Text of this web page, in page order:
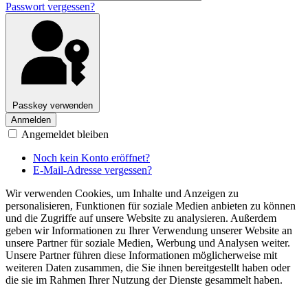
Passwort vergessen?
Passkey verwenden
Anmelden
Angemeldet bleiben
Noch kein Konto eröffnet?
E-Mail-Adresse vergessen?
Wir verwenden Cookies, um Inhalte und Anzeigen zu
personalisieren, Funktionen für soziale Medien anbieten zu können
und die Zugriffe auf unsere Website zu analysieren. Außerdem
geben wir Informationen zu Ihrer Verwendung unserer Website an
unsere Partner für soziale Medien, Werbung und Analysen weiter.
Unsere Partner führen diese Informationen möglicherweise mit
weiteren Daten zusammen, die Sie ihnen bereitgestellt haben oder
die sie im Rahmen Ihrer Nutzung der Dienste gesammelt haben.